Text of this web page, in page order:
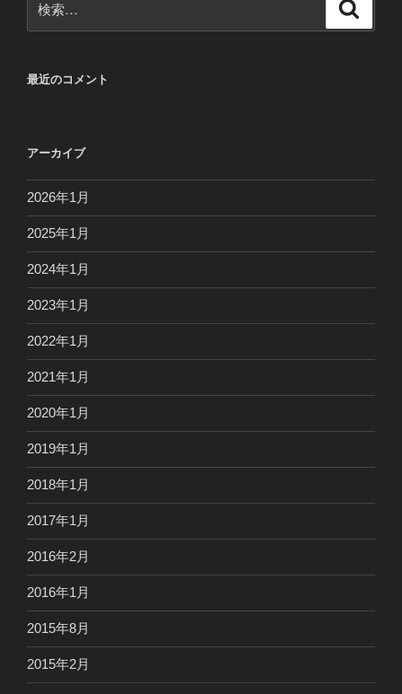
索:
最近のコメント
アーカイブ
2026年1月
2025年1月
2024年1月
2023年1月
2022年1月
2021年1月
2020年1月
2019年1月
2018年1月
2017年1月
2016年2月
2016年1月
2015年8月
2015年2月